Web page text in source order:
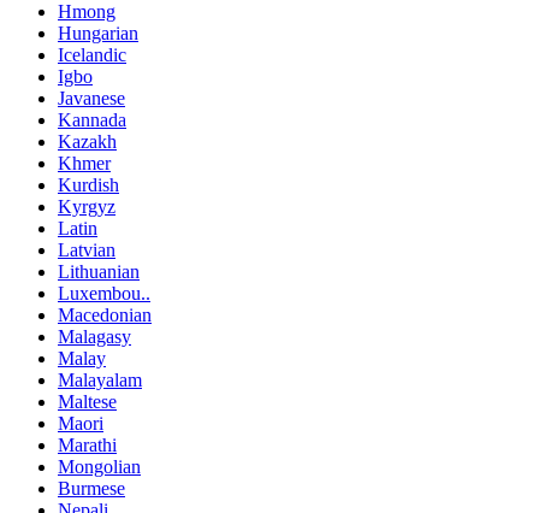
Hmong
Hungarian
Icelandic
Igbo
Javanese
Kannada
Kazakh
Khmer
Kurdish
Kyrgyz
Latin
Latvian
Lithuanian
Luxembou..
Macedonian
Malagasy
Malay
Malayalam
Maltese
Maori
Marathi
Mongolian
Burmese